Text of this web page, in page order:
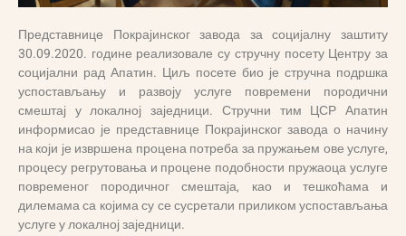
Представнице Покрајинског завода за социјалну заштиту
30.09.2020. године реализовале су стручну посету Центру за
социјални рад Апатин. Циљ посете био је стручна подршка
успостављању и развоју услуге повремени породични
смештај у локалној заједници. Стручни тим ЦСР Апатин
информисао је представнице Покрајинског завода о начину
на који је извршена процена потреба за пружањем ове услуге,
процесу регрутовања и процене подобности пружаоца услуге
повременог породичног смештаја, као и тешкоћама и
дилемама са којима су се сусретали приликом успостављања
услуге у локалној заједници.